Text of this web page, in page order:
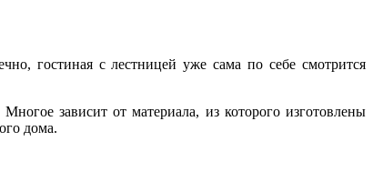
гостиная с лестницей уже сама по себе смотрится
зависит от материала, из которого изготовлены
дома.